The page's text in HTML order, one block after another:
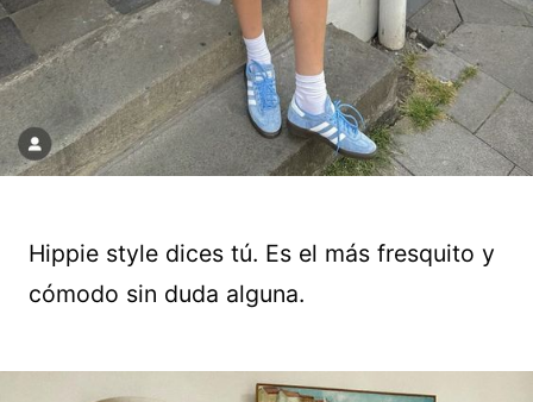
Hippie style dices tú. Es el más fresquito y
cómodo sin duda alguna.